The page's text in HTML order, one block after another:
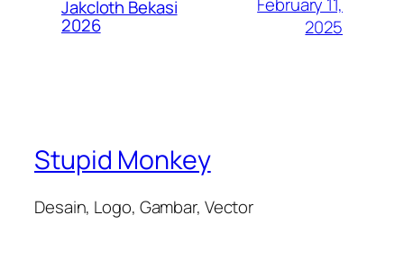
Jakcloth Bekasi
2026
2025
Stupid Monkey
Desain, Logo, Gambar, Vector